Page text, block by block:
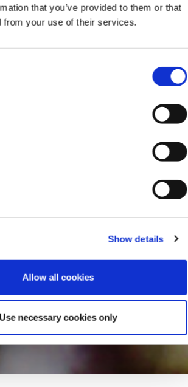
that you’ve provided to them or that
from your use of their services.
Show details
Allow all cookies
Use necessary cookies only
wie oft und wie intensiv ein Anhänger
sich dabei nach dem Nutzungsgrad, der
und der Verschmutzungsintensität. Wer
So kann sich der Schmutz über die
beim Auswintern spricht aber
Winterschlaf im freien gehalten hat. Auf
und welche materialbedingte
mit vielen nützlichen Produkten.
über Netze bis hin zu Zurrgurten finden
und Ersatzteiler in gewohnt hoher
bequem online.
»